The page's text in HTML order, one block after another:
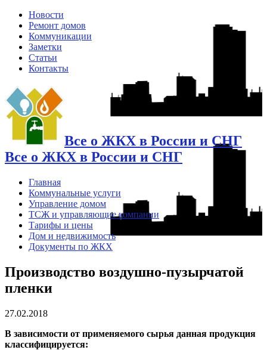
Новости
Ремонт домов
Коммуникации
Заметки
Статьи
Контакты
Все о ЖКХ в России и СНГ
Все о ЖКХ в России и СНГ
Главная
Коммунальные услуги
Управление домом
ТСЖ и управляющие компании
Тарифы и цены
Дом и недвижимость
Документы по ЖКХ
Производство воздушно-пузырчатой
пленки
27.02.2018
В зависимости от применяемого сырья данная продукция
классифицируется: